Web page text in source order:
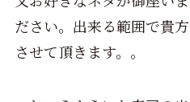
ださい。出来る範囲で貴
させて頂きます。。